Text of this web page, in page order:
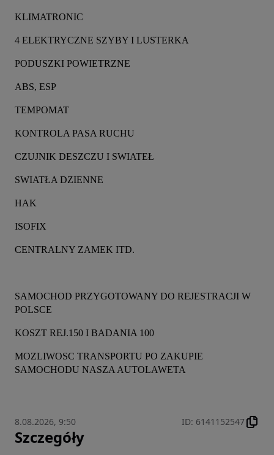
KLIMATRONIC
4 ELEKTRYCZNE SZYBY I LUSTERKA
PODUSZKI POWIETRZNE
ABS, ESP
TEMPOMAT
KONTROLA PASA RUCHU
CZUJNIK DESZCZU I SWIATEŁ
SWIATŁA DZIENNE
HAK
ISOFIX
CENTRALNY ZAMEK ITD.
SAMOCHOD PRZYGOTOWANY DO REJESTRACJI W
POLSCE
KOSZT REJ.150 I BADANIA 100
MOZLIWOSC TRANSPORTU PO ZAKUPIE
SAMOCHODU NASZA AUTOLAWETA
8.08.2026, 9:50 ID: 6141152547
Szczegóły